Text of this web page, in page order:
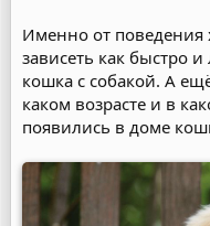
Именно от поведения
зависеть как быстро
кошка с собакой. А
каком возрасте и в
появились в доме